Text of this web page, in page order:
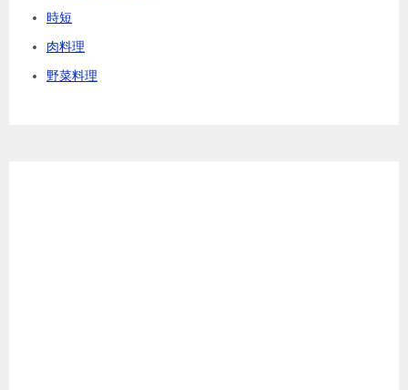
時短
肉料理
野菜料理